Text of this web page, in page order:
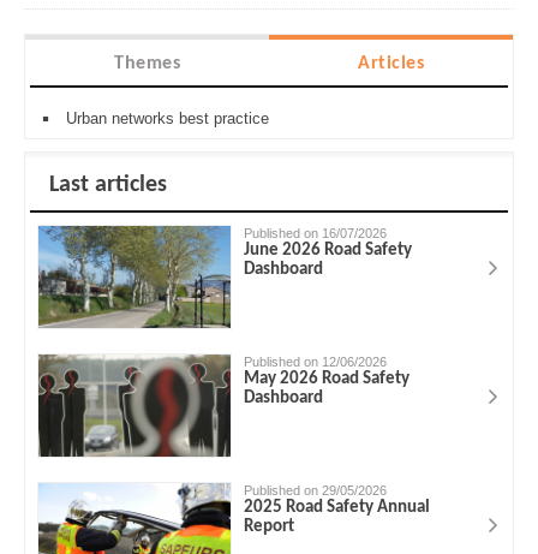
Themes Articles
Urban networks best practice
Last articles
Published on 16/07/2026
June 2026 Road Safety
Dashboard
Published on 12/06/2026
May 2026 Road Safety
Dashboard
Published on 29/05/2026
2025 Road Safety Annual
Report